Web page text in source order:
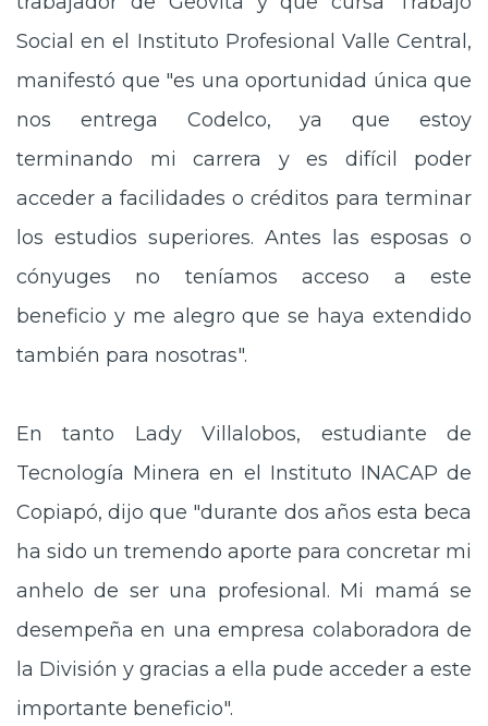
Social en el Instituto Profesional Valle Central,
manifestó que "es una oportunidad única que
nos entrega Codelco, ya que estoy
terminando mi carrera y es difícil poder
acceder a facilidades o créditos para terminar
los estudios superiores. Antes las esposas o
cónyuges no teníamos acceso a este
beneficio y me alegro que se haya extendido
también para nosotras".
En tanto Lady Villalobos, estudiante de
Tecnología Minera en el Instituto INACAP de
Copiapó, dijo que "durante dos años esta beca
ha sido un tremendo aporte para concretar mi
anhelo de ser una profesional. Mi mamá se
desempeña en una empresa colaboradora de
la División y gracias a ella pude acceder a este
importante beneficio".